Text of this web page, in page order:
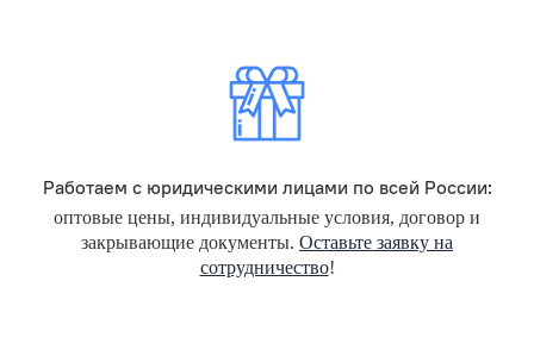
Работаем с юридическими лицами по всей России:
оптовые цены, индивидуальные условия, договор и
закрывающие документы. Оставьте заявку на
сотрудничество!